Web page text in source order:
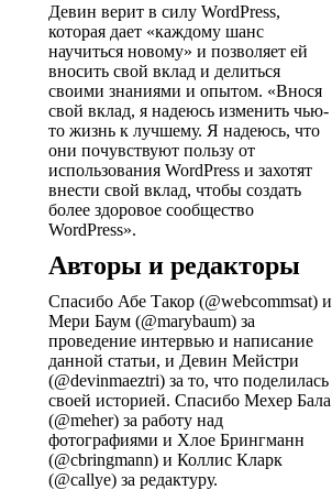
Девин верит в силу WordPress,
которая дает «каждому шанс
научиться новому» и позволяет ей
вносить свой вклад и делиться
своими знаниями и опытом. «Внося
свой вклад, я надеюсь изменить чью-
то жизнь к лучшему. Я надеюсь, что
они почувствуют пользу от
использования WordPress и захотят
внести свой вклад, чтобы создать
более здоровое сообщество
WordPress».
Авторы и редакторы
Спасибо Абе Такор (@webcommsat) и
Мери Баум (@marybaum) за
проведение интервью и написание
данной статьи, и Девин Мейстри
(@devinmaeztri) за то, что поделилась
своей историей. Спасибо Мехер Бала
(@meher) за работу над
фотографиями и Хлое Брингманн
(@cbringmann) и Коллис Кларк
(@callye) за редактуру.